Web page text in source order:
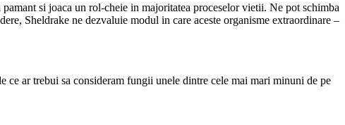
si joaca un rol-cheie in majoritatea proceselor vietii. Ne pot schimba
Sheldrake ne dezvaluie modul in care aceste organisme extraordinare –
ce ar trebui sa consideram fungii unele dintre cele mai mari minuni de pe